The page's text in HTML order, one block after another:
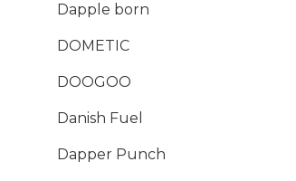
Dapple born
DOMETIC
DOOGOO
Danish Fuel
Dapper Punch